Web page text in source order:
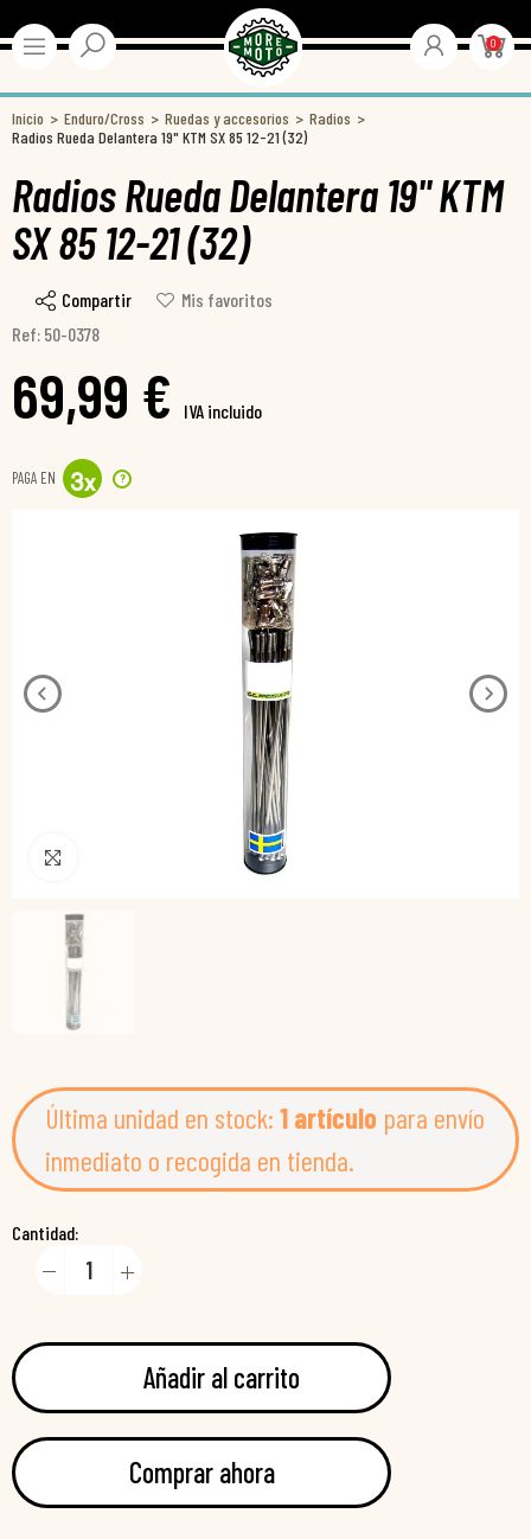
0
Inicio Enduro/Cross Ruedas y accesorios
Radios
Radios Rueda Delantera 19" KTM SX 85 12-21 (32)
Radios Rueda Delantera 19" KTM
SX 85 12-21 (32)
Compartir
Mis favoritos
Ref: 50-0378
69,99 € IVA incluido
PAGA EN 3x ?
Pincha para agrandar
Última unidad en stock: 1 artículo para envío
inmediato o recogida en tienda.
Cantidad:
Añadir al carrito
Comprar ahora